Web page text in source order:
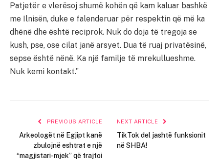
Patjetër e vlerësoj shumë kohën që kam kaluar bashkë
me Ilnisën, duke e falenderuar për respektin që më ka
dhënë dhe është reciprok. Nuk do doja të tregoja se
kush, pse, ose cilat janë arsyet. Dua të ruaj privatësinë,
sepse është nënë. Ka një familje të mrekullueshme.
Nuk kemi kontakt.”
PREVIOUS ARTICLE
Arkeologët në Egjipt kanë
zbulojnë eshtrat e një
“magjistari-mjek” që trajtoi
NEXT ARTICLE
TikTok del jashtë funksionit
në SHBA!